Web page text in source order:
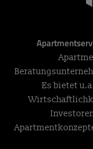
Es bietet